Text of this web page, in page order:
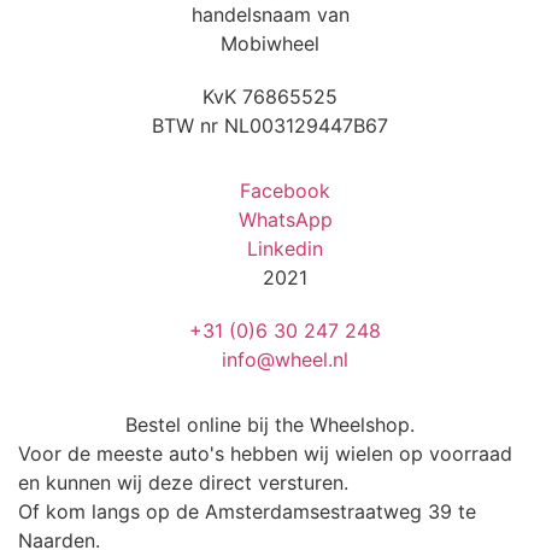
handelsnaam van
Mobiwheel
KvK 76865525
BTW nr NL003129447B67
Facebook
WhatsApp
Linkedin
2021
+31 (0)6 30 247 248
info@wheel.nl
Bestel online bij the Wheelshop.
Voor de meeste auto's hebben wij wielen op voorraad
en kunnen wij deze direct versturen.
Of kom langs op de Amsterdamsestraatweg 39 te
Naarden.